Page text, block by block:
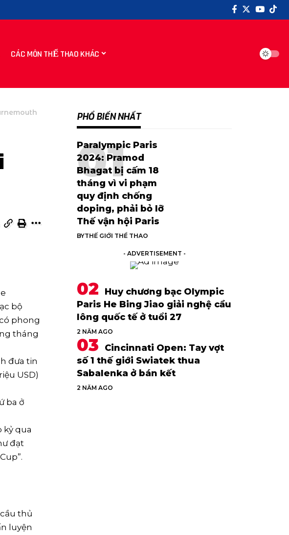
CÁC MÔN THỂ THAO KHÁC
bộ
phong
tháng
đưa tin
USD)
ba ở
kỷ qua
đạt
thủ
luyện
PHỔ BIẾN NHẤT
Paralympic Paris
2024: Pramod
Bhagat bị cấm 18
tháng vì vi phạm
quy định chống
doping, phải bỏ lỡ
Thế vận hội Paris
BYTHẾ GIỚI THỂ THAO
- ADVERTISEMENT -
Huy chương bạc Olympic
Paris He Bing Jiao giải nghệ cầu
lông quốc tế ở tuổi 27
2 NĂM AGO
Cincinnati Open: Tay vợt
số 1 thế giới Swiatek thua
Sabalenka ở bán kết
2 NĂM AGO